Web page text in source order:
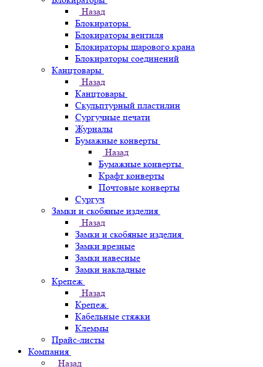
Назад
Блокираторы
Блокираторы вентиля
Блокираторы шарового крана
Блокираторы соединений
Канцтовары
Назад
Канцтовары
Скульптурный пластилин
Сургучные печати
Журналы
Бумажные конверты
Назад
Бумажные конверты
Крафт конверты
Почтовые конверты
Сургуч
Замки и скобяные изделия
Назад
Замки и скобяные изделия
Замки врезные
Замки навесные
Замки накладные
Крепеж
Назад
Крепеж
Кабельные стяжки
Клеммы
Прайс-листы
Компания
Назад